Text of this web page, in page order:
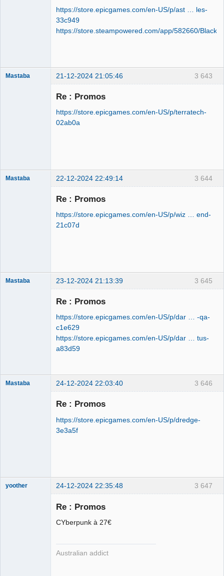
OPTIJANCOMATIQUE
https://store.epicgames.com/en-US/p/ast … les-
33c949
https://store.steampowered.com/app/582660/
3 643
Mastaba 21-12-2024 21:05:46
OPTIJANCOMATIQUE
Re : Promos
https://store.epicgames.com/en-US/p/terratech-
02ab0a
3 644
Mastaba 22-12-2024 22:49:14
OPTIJANCOMATIQUE
Re : Promos
https://store.epicgames.com/en-US/p/wiz … end-
21c07d
3 645
Mastaba 23-12-2024 21:13:39
OPTIJANCOMATIQUE
Re : Promos
https://store.epicgames.com/en-US/p/dar … -qa-
c1e629
https://store.epicgames.com/en-US/p/dar … tus-
a83d59
3 646
Mastaba 24-12-2024 22:03:40
OPTIJANCOMATIQUE
Re : Promos
https://store.epicgames.com/en-US/p/dredge-
3e3a5f
3 647
yoother 24-12-2024 22:35:48
Re : Promos
CYberpunk à 27€
Australian addict